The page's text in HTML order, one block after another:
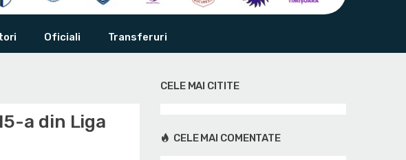
Oficiali Transferuri
a din Liga
CELE MAI CITITE
CELE MAI COMENTATE